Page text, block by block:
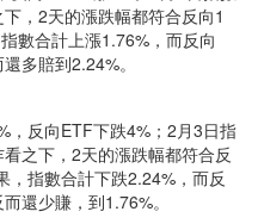
，2天的漲跌幅都符合反向1
數合計上漲1.76%，而反向
多賠到2.24%。
，反向ETF下跌4%；2月3日指
之下，2天的漲跌幅都符合反
，指數合計下跌2.24%，而反
還少賺，到1.76%。